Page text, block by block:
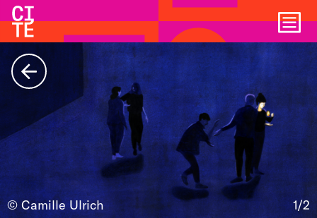
Accueil
Show
© Camille Ulrich 1/2